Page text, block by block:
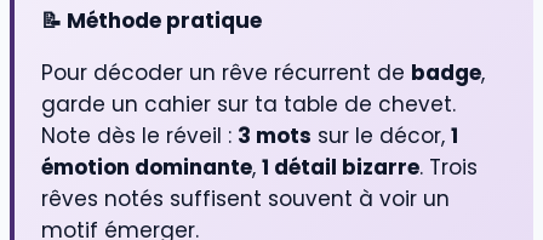
📝 Méthode pratique
Pour décoder un rêve récurrent de badge,
garde un cahier sur ta table de chevet.
Note dès le réveil : 3 mots sur le décor, 1
émotion dominante, 1 détail bizarre. Trois
rêves notés suffisent souvent à voir un
motif émerger.